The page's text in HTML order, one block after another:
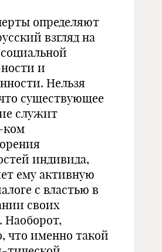
определяют
взгляд на
и
Нельзя
существующее
служит
ком
индивида,
ему активную
с властью в
своих
Наоборот,
что именно такой